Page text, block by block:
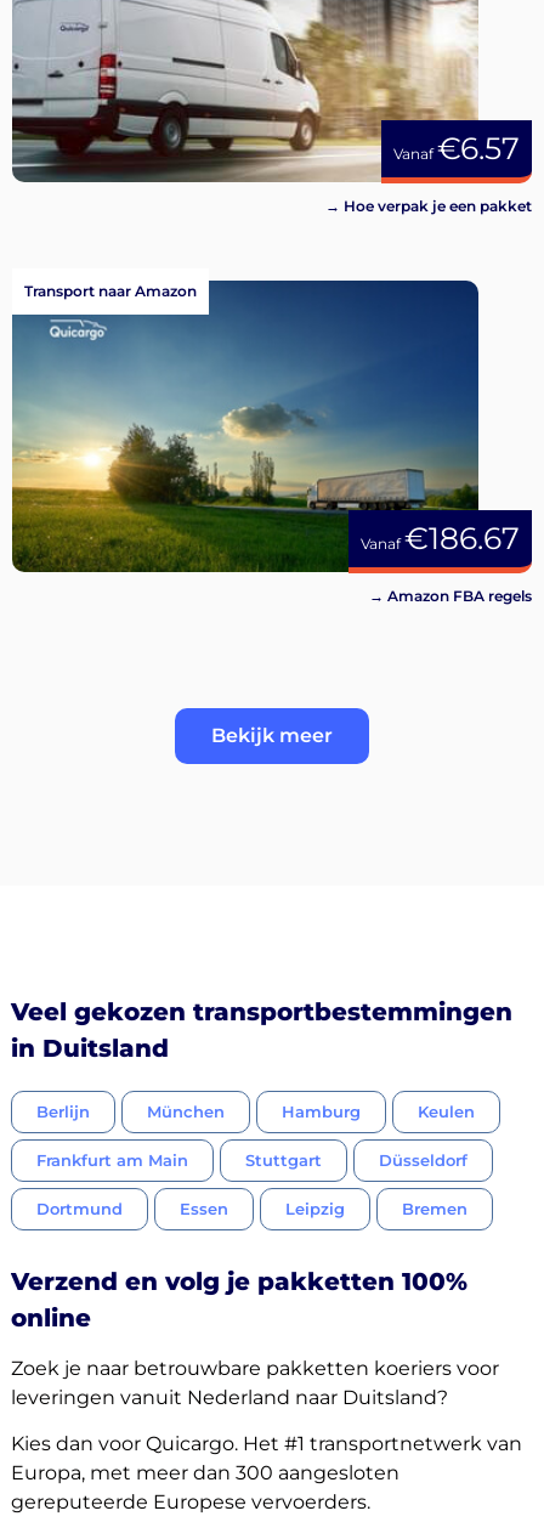
Vanaf€6.57
→ Hoe verpak je een pakket
Vanaf€186.67
Transport naar Amazon
→ Amazon FBA regels
Bekijk meer
Veel gekozen transportbestemmingen
in Duitsland
Berlijn München Hamburg Keulen
Frankfurt am Main Stuttgart Düsseldorf
Dortmund Essen Leipzig Bremen
Verzend en volg je pakketten 100%
online
Zoek je naar betrouwbare pakketten koeriers voor
leveringen vanuit Nederland naar Duitsland?
Kies dan voor Quicargo. Het #1 transportnetwerk van
Europa, met meer dan 300 aangesloten
gereputeerde Europese vervoerders.